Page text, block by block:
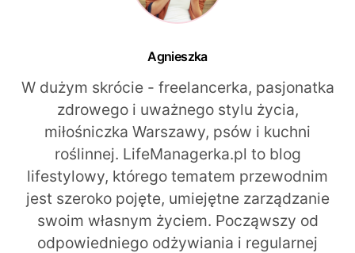
Agnieszka
W dużym skrócie - freelancerka, pasjonatka
zdrowego i uważnego stylu życia,
miłośniczka Warszawy, psów i kuchni
roślinnej. LifeManagerka.pl to blog
lifestylowy, którego tematem przewodnim
jest szeroko pojęte, umiejętne zarządzanie
swoim własnym życiem. Począwszy od
odpowiedniego odżywiania i regularnej